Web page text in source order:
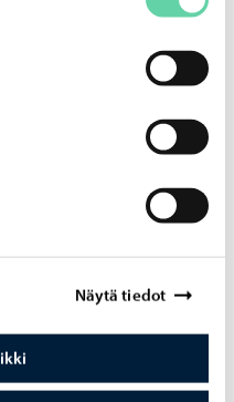
Näytä tiedot